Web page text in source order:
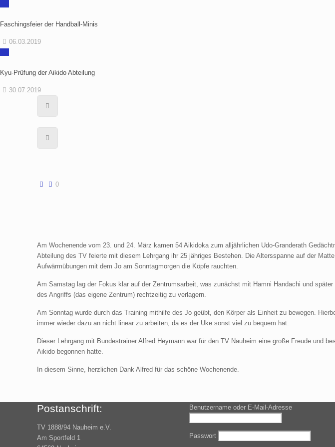
Faschingsfeier der Handball-Minis
06.03.2019
Kyu-Prüfung der Aikido Abteilung
30.07.2019
0
Am Wochenende vom 23. und 24. März kamen 54 Aikidoka zum alljährlichen Udo-Granderath
Abteilung des TV feierte mit diesem Lehrgang ihr 25 jähriges Bestehen. Die Altersspanne auf der
Aufwärmübungen mit dem Jo am Sonntagmorgen die Köpfe rauchten.
Am Samstag lag der Fokus klar auf der Zentrumsarbeit, was zunächst mit Hamni Handachi und
des Angriffs (das eigene Zentrum) rechtzeitig zu verlagern.
Am Sonntag wurde durch das Training mithilfe des Jo geübt, den Körper als Einheit zu bewegen.
immer wieder dazu an nicht linear zu arbeiten, da es der Uke sonst viel zu bequem hat.
Dieser Lehrgang mit Bundestrainer Alfred Heymann war für den TV Nauheim eine große Freude und
Aikido begonnen hatte.
In diesem Sinne, herzlichen Dank Alfred für das schöne Wochenende.
Postanschrift:
TV 1888/94 Nauheim e.V.
Am Sportfeld 1
Benutzername oder E-Mail-Adresse
Passwort